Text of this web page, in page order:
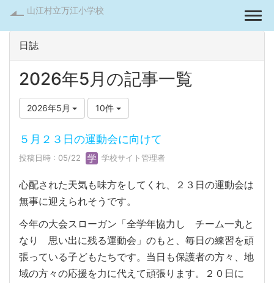
山江村立万江小学校
日誌
2026年5月の記事一覧
2026年5月 10件
５月２３日の運動会に向けて
投稿日時 : 05/22 学校サイト管理者
心配された天気も味方をしてくれ、２３日の運動会は
無事に迎えられそうです。
今年の大会スローガン「全学年協力し チーム一丸と
なり 思い出に残る運動会」のもと、毎日の練習を頑
張っている子どもたちです。当日も保護者の方々、地
域の方々の応援を力に代えて頑張ります。２０日に